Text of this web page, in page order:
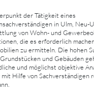
der Tätigkeit eines
in Ulm, Neu-
von Wohn- und
die es erforderlich
zu ermitteln. Die hohen
und Gebäuden
und möglichst objektive
mit Hilfe von Sachverständigen